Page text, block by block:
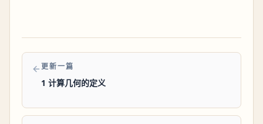
更新一篇
1 计算几何的定义